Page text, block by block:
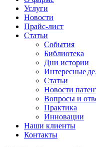
Услуги
Новости
Прайс-лист
Статьи
События
Библиотека
Дни истории
Интересные
Статьи
Новости
Вопросы и
Практика
Инновации
Наши клиенты
Контакты